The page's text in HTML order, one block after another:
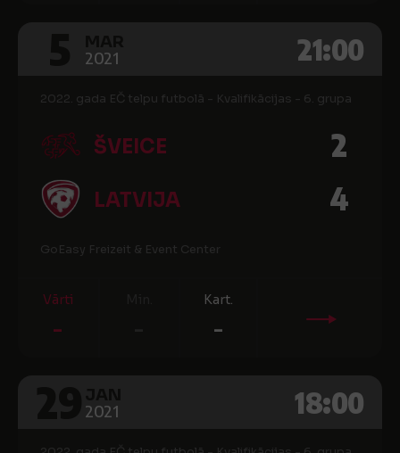
2021 21:00
2022. gada EČ telpu futbolā - Kvalifikācijas - 6. grupa
ŠVEICE 2
LATVIJA 4
GoEasy Freizeit & Event Center
Vārti
-
Kart.
-
2021 18:00